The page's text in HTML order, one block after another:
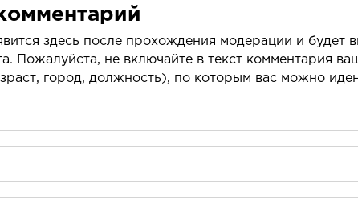
здесь после прохождения модерации и будет
Пожалуйста, не включайте в текст комментария
город, должность), по которым вас можно